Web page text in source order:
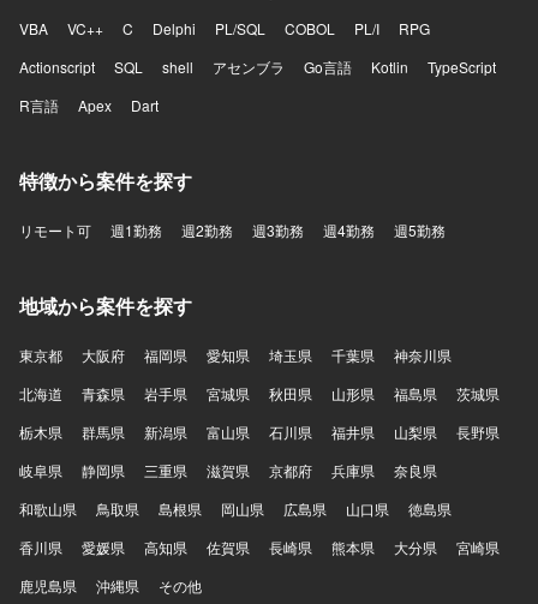
業務の効率化など、音声と生成AIを組み合わせた難易度の
高いプロダクト開発に挑戦できます。 【開発環境】 フロン
トエンドはReact、Next.js、Chrome Extensionを用いてお
り、バックエンドはTypeScript、Hono、Drizzle、Pythonを
す。CI/CDにはGitHub Actionsを用い、監視はDatadogを利
を活用しています。
VBA
VC++ C Delphi PL/SQL COBOL PL/I
RPG
Actionscript
SQL shell アセンブラ Go言語 Kotlin
TypeScript
R言語
Apex Dart
特徴から案件を探す
リモート可 週1勤務 週2勤務 週3勤務 週4勤務 週5勤務
地域から案件を探す
東京都 大阪府 福岡県 愛知県 埼玉県 千葉県
神奈川県
北海道
青森県 岩手県 宮城県 秋田県 山形県 福島県
茨城県
栃木県
群馬県 新潟県 富山県 石川県 福井県 山梨県
長野県
岐阜県
静岡県 三重県 滋賀県 京都府 兵庫県
奈良県
和歌山県
鳥取県 島根県 岡山県 広島県 山口県
徳島県
香川県
愛媛県 高知県 佐賀県 長崎県 熊本県 大分県
宮崎県
鹿児島県
沖縄県 その他